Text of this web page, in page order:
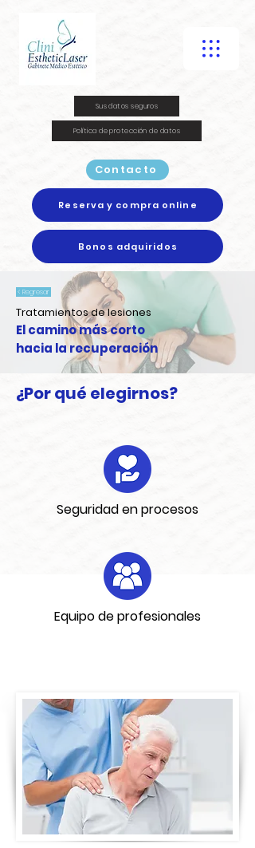
Contacto
Sus datos seguros
Política de protección de datos
Reserva y compra online
Bonos adquiridos
< Regresar
Tratamientos de lesiones
El camino más corto
hacia la recuperación
¿Por qué elegirnos?
Seguridad en procesos
Equipo de profesionales